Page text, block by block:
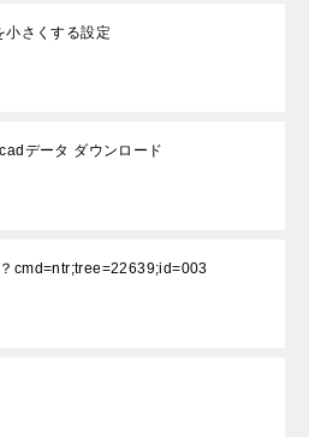
さくする設定
データ ダウンロード
cmd=ntr;tree=22639;id=003